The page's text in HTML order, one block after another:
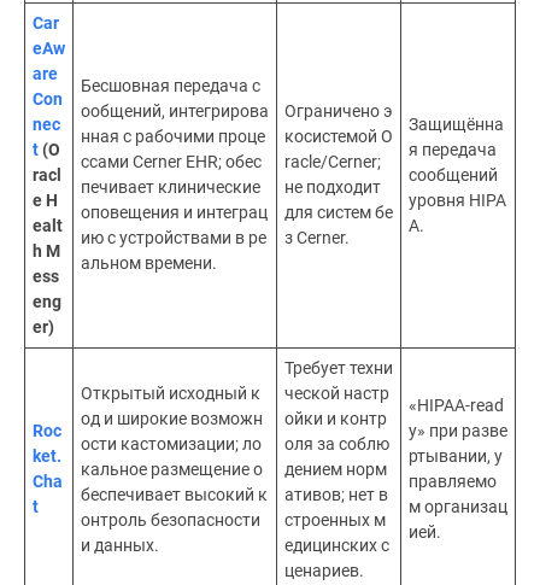
Car
eAw
are
Con
nec
t(O
racl
e H
ealt
h M
ess
eng
er)
Бесшовная передача с
ообщений, интегрирова
нная с рабочими проце
ссами Cerner EHR; обес
печивает клинические
оповещения и интеграц
ию с устройствами в ре
альном времени.
Ограничено э
косистемой O
racle/Cerner;
не подходит
для систем бе
з Cerner.
Защищённа
я передача
сообщений
уровня HIPA
A.
Roc
ket.
Cha
t
Открытый исходный к
од и широкие возможн
ости кастомизации; ло
кальное размещение о
беспечивает высокий к
онтроль безопасности
и данных.
Требует техни
ческой настр
ойки и контр
оля за соблю
дением норм
ативов; нет в
строенных м
едицинских с
ценариев.
«HIPAA-read
y» при разве
ртывании, у
правляемо
м организац
ией.